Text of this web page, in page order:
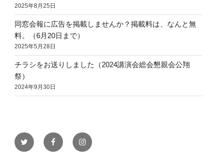
2025年8月25日
同窓会報に広告を掲載しませんか？掲載料は、なんと無
料。（6月20日まで）
2025年5月28日
チラシをお送りしました（2024講演会総会懇親会公翔
祭）
2024年9月30日
twitter facebookinstagram